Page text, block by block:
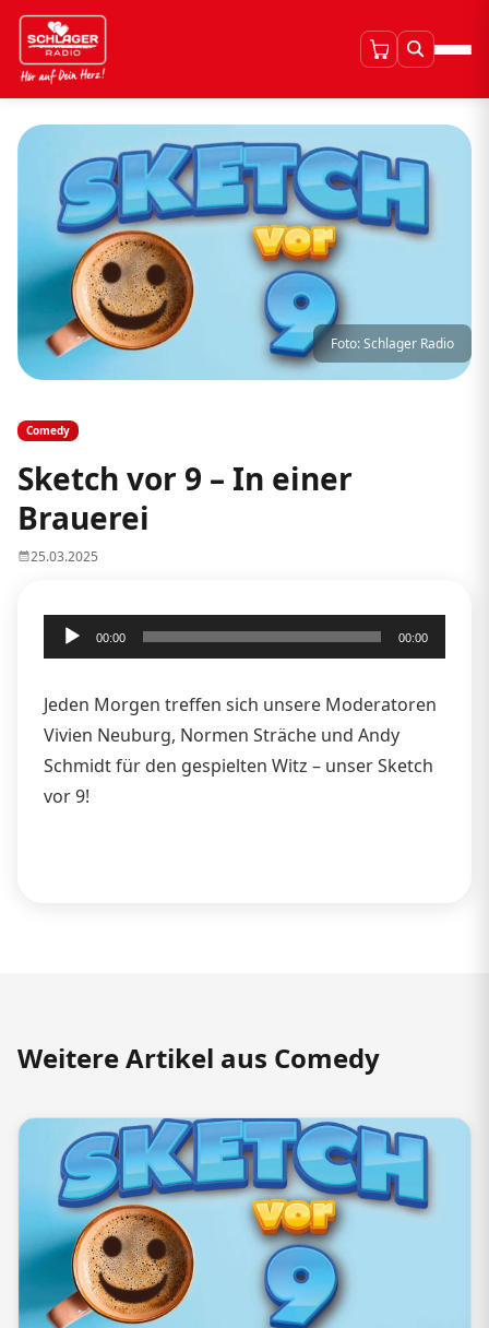
Foto: Schlager Radio
Comedy
Sketch vor 9 – In einer
Brauerei
25.03.2025
Audio-
Player
00:00 00:00
Jeden Morgen treffen sich unsere Moderatoren
Vivien Neuburg, Normen Sträche und Andy
Schmidt für den gespielten Witz – unser Sketch
vor 9!
Weitere Artikel aus Comedy